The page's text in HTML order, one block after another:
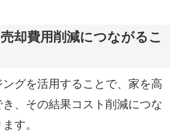
却費用削減につながるこ
グを活用することで、家を高
き、その結果コスト削減につな
す。